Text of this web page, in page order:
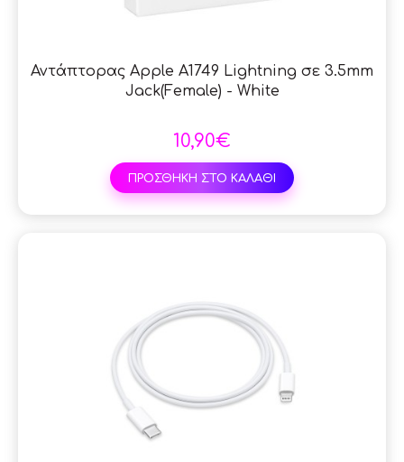
Αντάπτορας Apple A1749 Lightning σε 3.5mm
Jack(Female) - White
10,90€
ΠΡΟΣΘΗΚΗ ΣΤΟ ΚΑΛΑΘΙ